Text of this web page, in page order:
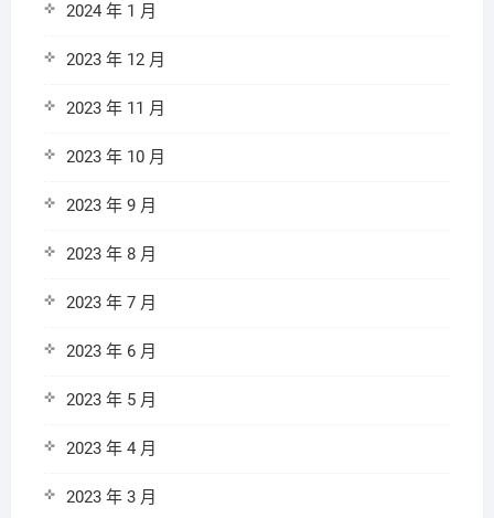
2024 年 1 月
2023 年 12 月
2023 年 11 月
2023 年 10 月
2023 年 9 月
2023 年 8 月
2023 年 7 月
2023 年 6 月
2023 年 5 月
2023 年 4 月
2023 年 3 月